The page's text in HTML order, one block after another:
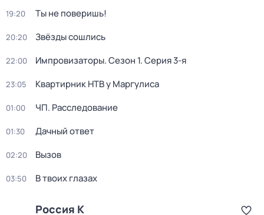
19:20 Ты не поверишь!
20:20 Звёзды сошлись
22:00 Импровизаторы. Сезон 1. Серия 3-я
23:05 Квартирник НТВ у Маргулиса
01:00 ЧП. Расследование
01:30 Дачный ответ
02:20 Вызов
03:50 В твоих глазах
Россия К